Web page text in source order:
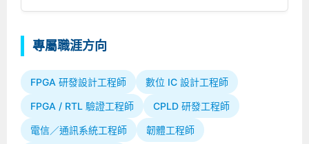
專屬職涯方向
FPGA 研發設計工程師 數位 IC 設計工程師
FPGA / RTL 驗證工程師 CPLD 研發工程師
電信／通訊系統工程師 韌體工程師